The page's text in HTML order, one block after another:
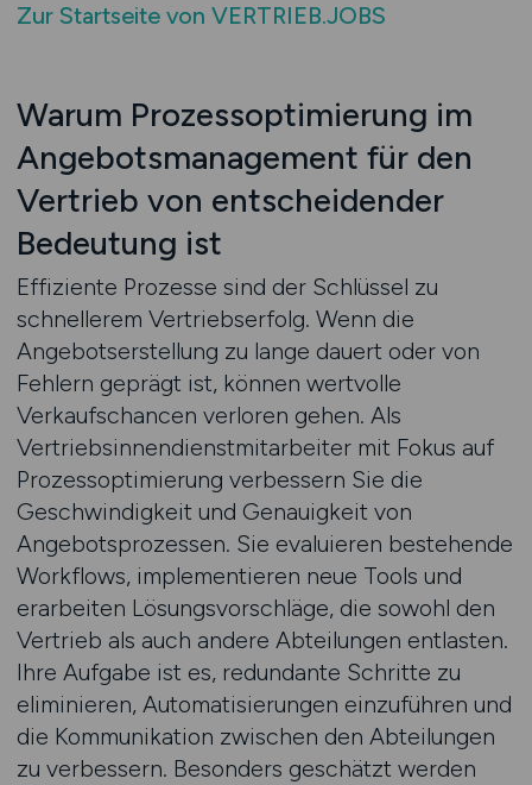
Zur Startseite von VERTRIEB.JOBS
Warum Prozessoptimierung im
Angebotsmanagement für den
Vertrieb von entscheidender
Bedeutung ist
Effiziente Prozesse sind der Schlüssel zu
schnellerem Vertriebserfolg. Wenn die
Angebotserstellung zu lange dauert oder von
Fehlern geprägt ist, können wertvolle
Verkaufschancen verloren gehen. Als
Vertriebsinnendienstmitarbeiter mit Fokus auf
Prozessoptimierung verbessern Sie die
Geschwindigkeit und Genauigkeit von
Angebotsprozessen. Sie evaluieren bestehende
Workflows, implementieren neue Tools und
erarbeiten Lösungsvorschläge, die sowohl den
Vertrieb als auch andere Abteilungen entlasten.
Ihre Aufgabe ist es, redundante Schritte zu
eliminieren, Automatisierungen einzuführen und
die Kommunikation zwischen den Abteilungen
zu verbessern. Besonders geschätzt werden